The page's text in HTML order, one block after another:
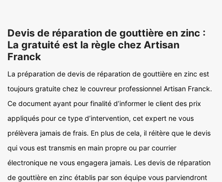
Devis de réparation de gouttière en zinc :
La gratuité est la règle chez Artisan
Franck
La préparation de devis de réparation de gouttière en zinc est
toujours gratuite chez le couvreur professionnel Artisan Franck.
Ce document ayant pour finalité d’informer le client des prix
appliqués pour ce type d’intervention, cet expert ne vous
prélèvera jamais de frais. En plus de cela, il réitère que le devis
qui vous est transmis en main propre ou par courrier
électronique ne vous engagera jamais. Les devis de réparation
de gouttière en zinc établis par son équipe vous parviendront